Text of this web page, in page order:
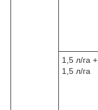
1,5 л/га +
1,5 л/га